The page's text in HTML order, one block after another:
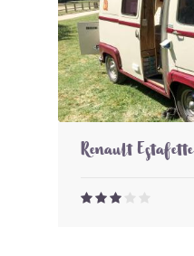
Renault Estafette